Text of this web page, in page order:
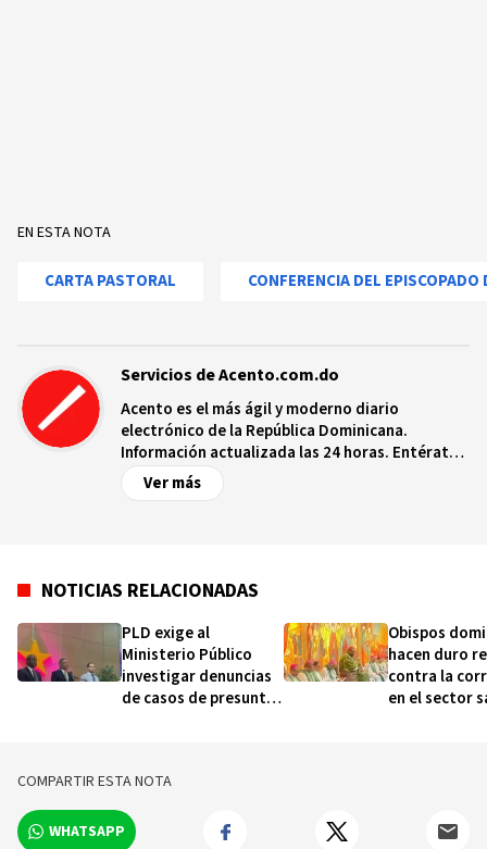
EN ESTA NOTA
CARTA PASTORAL CONFERENCIA DEL
Servicios de Acento.com.do
Acento es el más ágil y moderno diario
electrónico de la República Dominicana.
Información actualizada las 24 horas. Entérate
de las noticias y sucesos más importantes a
nivel nacional e internacional, videos y fotos
Ver más
NOTICIAS RELACIONADAS
PLD exige al
Ministerio Público
investigar denuncias
de casos de presunta
Obispos
hacen duro
contra la
en el sector
COMPARTIR ESTA NOTA
WHATSAPP